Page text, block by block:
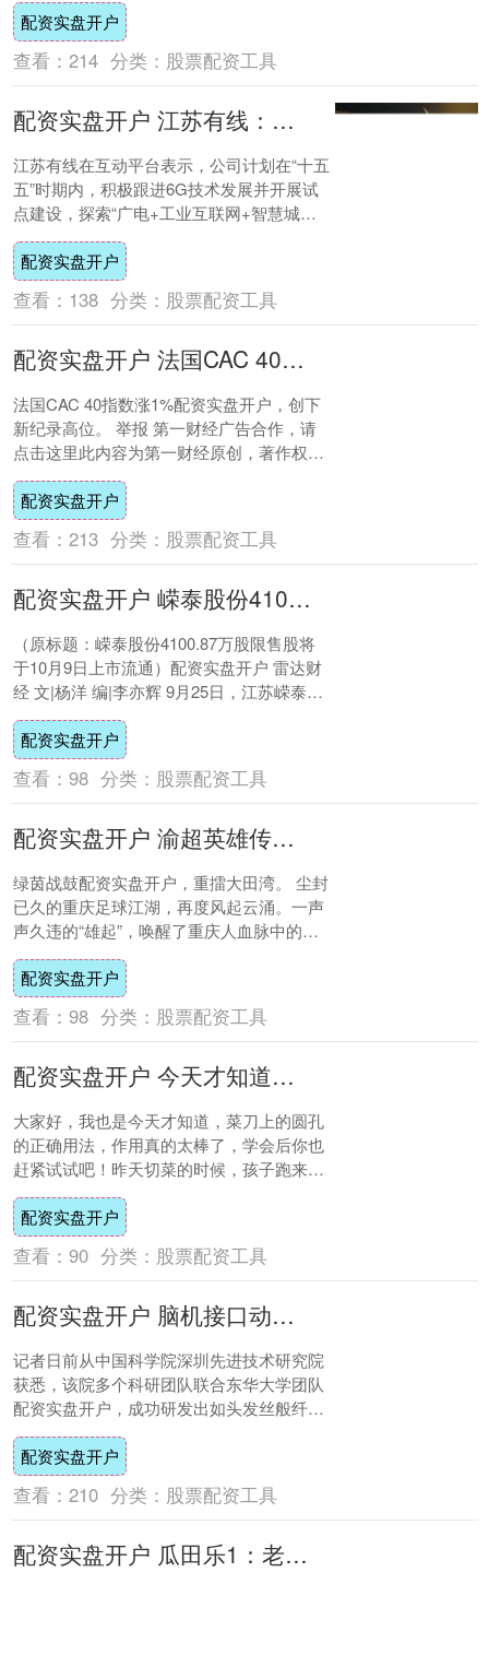
配资实盘开户
查看： 214 分类： 股票配资工具
配资实盘开户 江苏有线：将积极跟进6G技术发展并开展试点建设
江苏有线在互动平台表示，公司计划在“十五
五”时期内，积极跟进6G技术发展并开展试
点建设，探索“广电+工业互联网+智慧城
市”跨界融合。后续若有相关进展配资实盘开
户....
配资实盘开户
查看： 138 分类： 股票配资工具
配资实盘开户 法国CAC 40指数涨1%
法国CAC 40指数涨1%配资实盘开户，创下
新纪录高位。 举报 第一财经广告合作，请
点击这里此内容为第一财经原创，著作权归
第一财经所有。未经第一财经书面授权，
不....
配资实盘开户
查看： 213 分类： 股票配资工具
配资实盘开户 嵘泰股份4100.87万股限售股将于10月9日上市流通
（原标题：嵘泰股份4100.87万股限售股将
于10月9日上市流通）配资实盘开户 雷达财
经 文|杨洋 编|李亦辉 9月25日，江苏嵘泰工
业股份有限公司（证券简称：....
配资实盘开户
查看： 98 分类： 股票配资工具
配资实盘开户 渝超英雄传③丨山城足球名宿今何在？老面孔亮相催人泪
绿茵战鼓配资实盘开户，重擂大田湾。 尘封
已久的重庆足球江湖，再度风起云涌。一声
声久违的“雄起”，唤醒了重庆人血脉中的铁
血与激情。 这是凤凰的涅槃，更是英雄的归
来....
配资实盘开户
查看： 98 分类： 股票配资工具
配资实盘开户 今天才知道，菜刀上圆孔的正确用法，作用太棒了，学会后你也赶紧试试吧
大家好，我也是今天才知道，菜刀上的圆孔
的正确用法，作用真的太棒了，学会后你也
赶紧试试吧！昨天切菜的时候，孩子跑来问
我，为什么菜刀上有一个圆圆的小孔？这个
是干什么....
配资实盘开户
查看： 90 分类： 股票配资工具
配资实盘开户 脑机接口动态电极“神经蠕虫”成功制备
记者日前从中国科学院深圳先进技术研究院
获悉，该院多个科研团队联合东华大学团队
配资实盘开户，成功研发出如头发丝般纤
细、柔软可拉伸、能自由驱动的神经纤维电
极——“神....
配资实盘开户
查看： 210 分类： 股票配资工具
配资实盘开户 瓜田乐1：老赵闲聊花钱铜镜中的社火图像3